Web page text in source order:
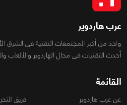
عرب هاردوير
واحد من أكبر المجتمعات التقنية فى
أحدث التقنيات فى مجال الهاردوير والألعاب
القائمة
عن عرب هاردوير فريق